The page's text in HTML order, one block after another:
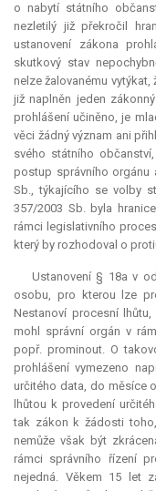
o nabytí státního
nezletilý již překročil
ustanovení zákona
skutkový stav
nelze žalovanému
již naplněn jeden
prohlášení učiněno, je
věci žádný význam ani
svého státního
postup správního
Sb., týkajícího se volby
357/2003 Sb. byla
rámci legislativního
který by rozhodoval o
Ustanovení § 18a v
osobu, pro kterou lze
Nestanoví procesní
mohl správní orgán v
popř. prominout. O
prohlášení vymezeno
určitého data, do měsíce
lhůtou k provedení
tak zákon k žádosti
nemůže však být
rámci správního řízení
nejedná. Věkem 15 let